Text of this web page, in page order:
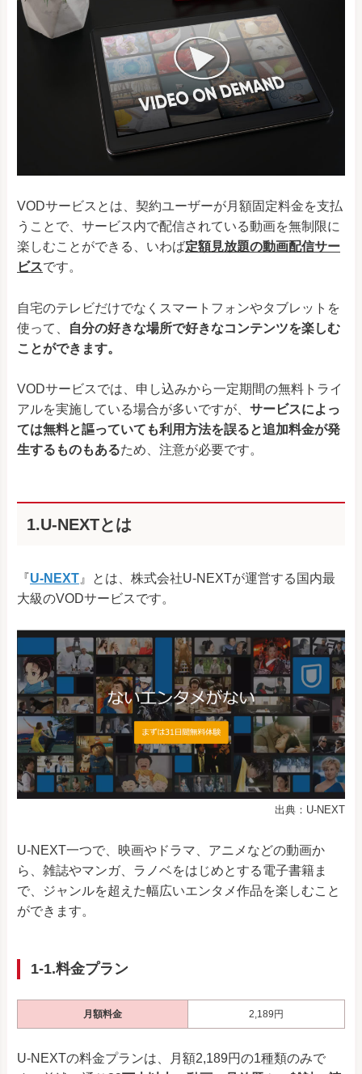
VODサービスとは、契約ユーザーが月額固定料金を支払
うことで、サービス内で配信されている動画を無制限に
楽しむことができる、いわば定額見放題の動画配信サー
ビスです。
自宅のテレビだけでなくスマートフォンやタブレットを
使って、
自分の好きな場所で好きなコンテンツを楽しむ
ことができます。
VODサービスでは、申し込みから一定期間の無料トライ
アルを実施している場合が多いですが、 サービスによっ
ては無料と謳っていても利用方法を誤ると追加料金が発
生するものもあるため、注意が必要です。
1.U-NEXTとは
『 U-NEXT』とは、株式会社U-NEXTが運営する国内最
大級のVODサービスです。
出典：U-NEXT
U-NEXT一つで、映画やドラマ、アニメなどの動画か
ら、雑誌やマンガ、ラノベをはじめとする電子書籍ま
で、
ジャンルを超えた幅広いエンタメ作品を楽しむこと
ができます。
1-1.料金プラン
月額料金 2,189円
U-NEXTの料金プランは、月額2,189円の1種類のみで